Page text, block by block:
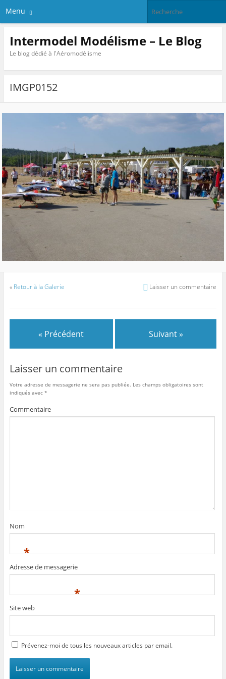
Menu
Intermodel Modélisme – Le Blog
Le blog dédié à l'Aéromodélisme
IMGP0152
« Retour à la Galerie Laisser un commentaire
« Précédent Suivant »
Laisser un commentaire
Votre adresse de messagerie ne sera pas publiée. Les champs obligatoires sont
indiqués avec *
Commentaire
Nom
*
Adresse de messagerie
*
Site web
Prévenez-moi de tous les nouveaux articles par email.